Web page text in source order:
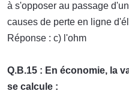
à s'opposer au passage
causes de perte en ligne
Réponse : c) l'ohm
Q.B.15 : En économie, la
se calcule :